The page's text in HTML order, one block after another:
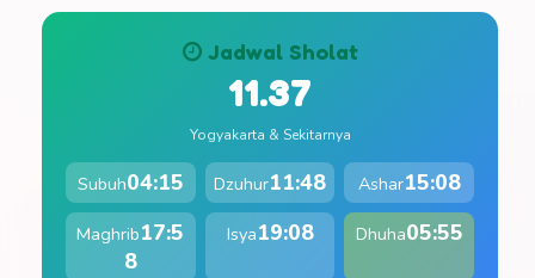
Jadwal Sholat
11.37
Yogyakarta & Sekitarnya
Subuh04:15 Dzuhur11:48 Ashar15:08
Maghrib17:5
8
Isya19:08 Dhuha05:55